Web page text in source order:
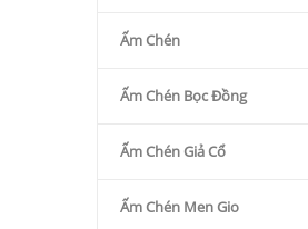
Ấm Chén
Ấm Chén Bọc Đồng
Ấm Chén Giả Cổ
Ấm Chén Men Gio